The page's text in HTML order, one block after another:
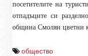
посетителите на
отпадъците си
община Смолян цветни
общество